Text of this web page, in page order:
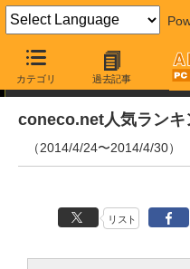
カテゴリ 過去記事
ランキング
coneco.net人気ランキ
（2014/4/24〜2014/4/30）
リスト